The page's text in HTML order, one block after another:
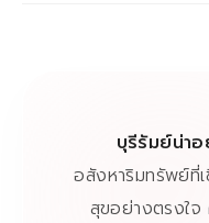
บุรีรัมย์น่า
อสังหาริมทรัพย์ที่
สุขอย่างตรงใ